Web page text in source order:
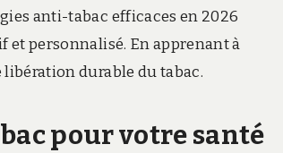
anti-tabac efficaces en 2026
personnalisé. En apprenant à
durable du tabac.
pour votre santé